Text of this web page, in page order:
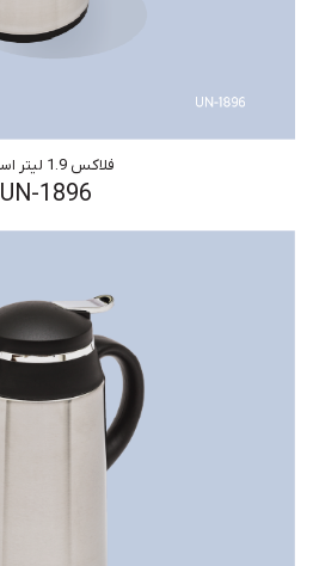
فلاکس 1.9 لیتر استیل
UN-1896